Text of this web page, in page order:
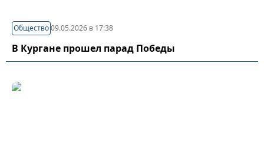
Общество09.05.2026 в 17:38
В Кургане прошел парад Победы